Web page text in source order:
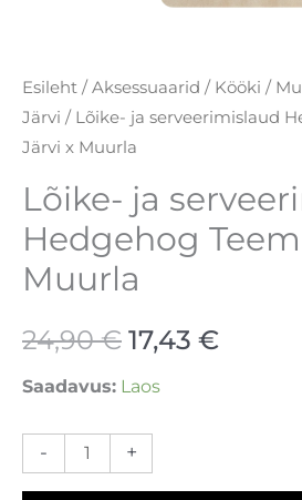
Esileht / Aksessuaarid / Kööki /
Järvi / Lõike- ja serveerimislaud
Järvi x Muurla
Lõike- ja
Hedgehog
Muurla
24,90€ 17,43 €
Saadavus: Laos
- +